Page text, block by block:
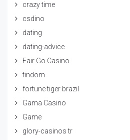
crazy time
csdino
dating
dating-advice
Fair Go Casino
findom
fortune tiger brazil
Gama Casino
Game
glory-casinos tr